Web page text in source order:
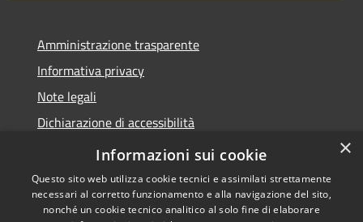
Amministrazione trasparente
Informativa privacy
Note legali
Dichiarazione di accessibilità
Privacy e protezione dei dati
×
Informazioni sui cookie
Questo sito web utilizza cookie tecnici e assimilati strettamente
necessari al corretto funzionamento e alla navigazione del sito,
nonché un cookie tecnico analitico al solo fine di elaborare